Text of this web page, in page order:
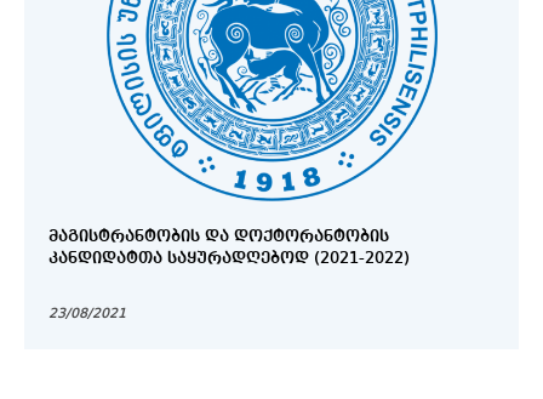
ᲛᲐᲒᲘᲡᲢᲠᲐᲜᲢᲝᲑᲘᲡ ᲓᲐ ᲓᲝᲥᲢᲝᲠᲐᲜᲢᲝᲑᲘᲡ
ᲙᲐᲜᲓᲘᲓᲐᲢᲗᲐ ᲡᲐᲧᲣᲠᲐᲓᲦᲔᲑᲝᲓ (2021-2022)
23/08/2021